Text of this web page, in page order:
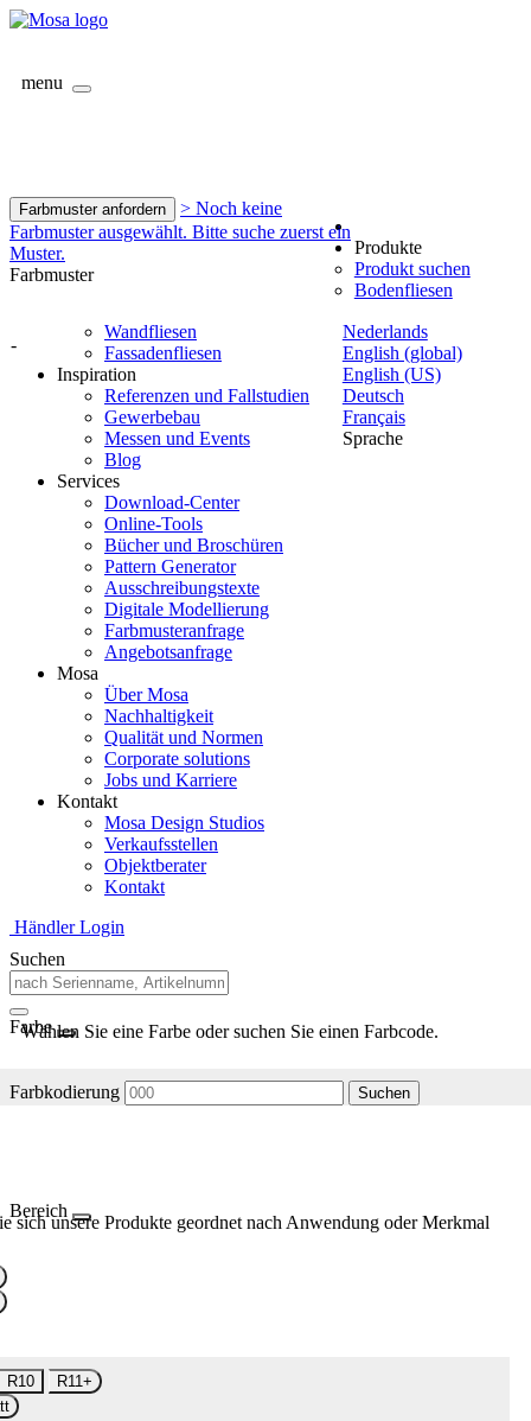
menu
Farbmuster anfordern
> Noch keine
Farbmuster ausgewählt. Bitte suche zuerst ein
Muster.
Farbmuster
-
Nederlands
English (global)
English (US)
Deutsch
Français
Sprache
Produkte
Produkt suchen
Bodenfliesen
Wandfliesen
Fassadenfliesen
Inspiration
Referenzen und Fallstudien
Gewerbebau
Messen und Events
Blog
Services
Download-Center
Online-Tools
Bücher und Broschüren
Pattern Generator
Ausschreibungstexte
Digitale Modellierung
Farbmusteranfrage
Angebotsanfrage
Mosa
Über Mosa
Nachhaltigkeit
Qualität und Normen
Corporate solutions
Jobs und Karriere
Kontakt
Mosa Design Studios
Verkaufsstellen
Objektberater
Kontakt
Händler Login
Suchen
Farbe
Wählen Sie eine Farbe oder suchen Sie einen Farbcode.
Farbkodierung Suchen
Bereich
sich unsere Produkte geordnet nach Anwendung oder Merkmal
R10
R11+